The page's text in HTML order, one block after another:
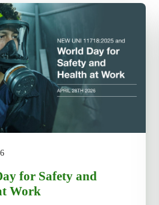
for Safety and
Work